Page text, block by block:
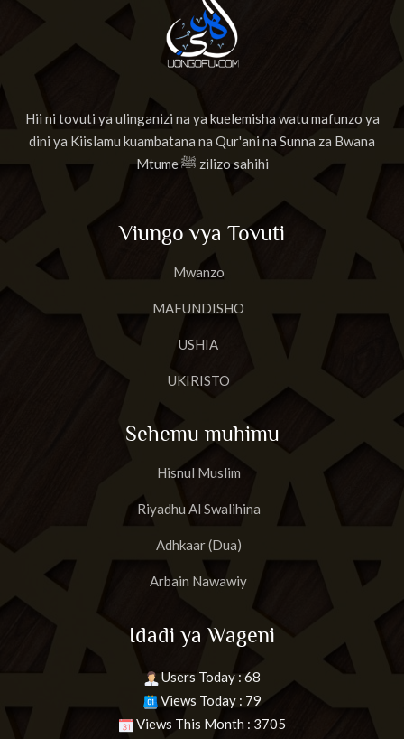
Hii ni tovuti ya ulinganizi na ya kuelemisha watu mafunzo ya
dini ya Kiislamu kuambatana na Qur'ani na Sunna za Bwana
Mtume ﷺ zilizo sahihi
Viungo vya Tovuti
Mwanzo
MAFUNDISHO
USHIA
UKIRISTO
Sehemu muhimu
Hisnul Muslim
Riyadhu Al Swalihina
Adhkaar (Dua)
Arbain Nawawiy
Idadi ya Wageni
Users Today : 68
Views Today : 79
Views This Month : 3705